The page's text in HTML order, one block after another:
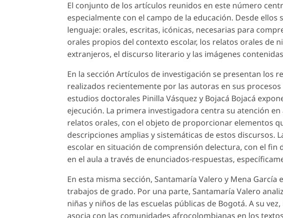
El conjunto de los artículos reunidos en este número
especialmente con el campo de la educación. Desde
lenguaje: orales, escritas, icónicas, necesarias para
orales propios del contexto escolar, los relatos orales de
extranjeros, el discurso literario y las imágenes
En la sección Artículos de investigación se presentan los
realizados recientemente por las autoras en sus
estudios doctorales Pinilla Vásquez y Bojacá Bojacá
ejecución. La primera investigadora centra su atención
relatos orales, con el objeto de proporcionar elementos
descripciones amplias y sistemáticas de estos discursos.
escolar en situación de comprensión delectura, con el
en el aula a través de enunciados-respuestas,
En esta misma sección, Santamaría Valero y Mena
trabajos de grado. Por una parte, Santamaría Valero
niñas y niños de las escuelas públicas de Bogotá. A su
asocia con las comunidades afrocolombianas en los